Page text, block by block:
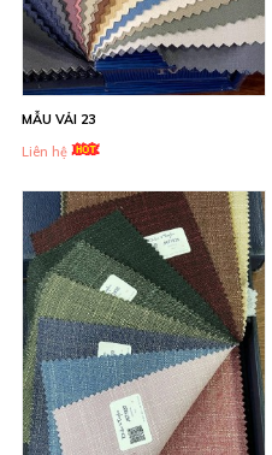
MẪU VẢI 23
Liên hệ